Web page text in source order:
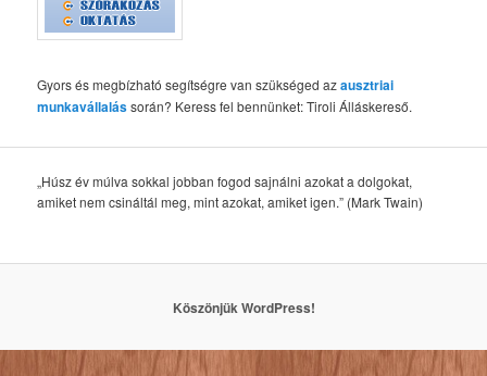
Gyors és megbízható segítségre van szükséged azausztriai
munkavállalássorán? Keress fel bennünket: Tiroli Álláskereső.
„Húsz év múlva sokkal jobban fogod sajnálni azokat a dolgokat,
amiket nem csináltál meg, mint azokat, amiket igen.” (Mark Twain)
Köszönjük WordPress!